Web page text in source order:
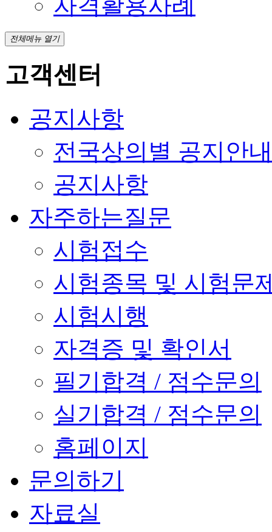
전체메뉴 열기
고객센터
공지사항
전국상의별 공지안내
공지사항
자주하는질문
시험접수
시험종목 및 시험문
시험시행
자격증 및 확인서
필기합격 / 점수문의
실기합격 / 점수문의
홈페이지
문의하기
자료실